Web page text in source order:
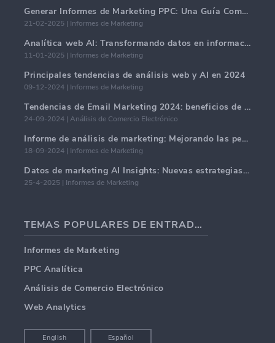
Generar Informes de Marketing PPC: Una Guía Completa
21-02-2025 | Informes de Marketing
Analítica web AI: Transformando datos en información con precisión
11-01-2025 | Informes de Marketing
Principales tendencias de análisis web y AI en 2024
09-12-2024 | Informes de Marketing
Tendencias de Email Marketing 2024: beneficios de la hiper-personalización
24-09-2024 | Análisis de Comercio Electrónico
Informe de análisis de marketing: Mejorando las perspectivas comerciales
18-09-2024 | Informes de Marketing
Datos de marketing AI Insights: Nuevas estrategias comerciales para 2024
25-4-2025 | Informes de Marketing
TEMAS POPULARES DE ENTRADAS DE BLOG
Informes de Marketing
PPC Analítica
Análisis de Comercio Electrónico
Web Analytics
English Español